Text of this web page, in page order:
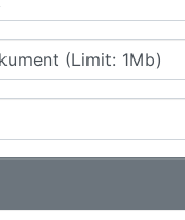
(Limit: 1Mb)